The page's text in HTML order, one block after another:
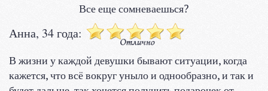
Все еще сомневаешься?
Анна, 34 года:
В жизни у каждой девушки бывают ситуации, когда
кажется, что всё вокруг уныло и однообразно, и так и